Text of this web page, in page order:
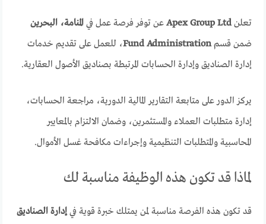
تعلنApex Group Ltd عن توفر فرصة عمل فيالمنامة، البحرين
ضمن قسمFund Administration، للعمل على تقديم خدمات
إدارة الصناديق وإدارة الحسابات المرتبطة بصناديق الأصول العقارية.
يركز الدور على متابعة التقارير المالية الدورية، مراجعة الحسابات،
إدارة متطلبات العملاء والمستثمرين، وضمان الالتزام بالمعايير
المحاسبية والمتطلبات التنظيمية وإجراءات مكافحة غسل الأموال.
لماذا قد تكون هذه الوظيفة مناسبة لك
قد تكون هذه الفرصة مناسبة لمن يمتلك خبرة قوية فيإدارة الصناديق